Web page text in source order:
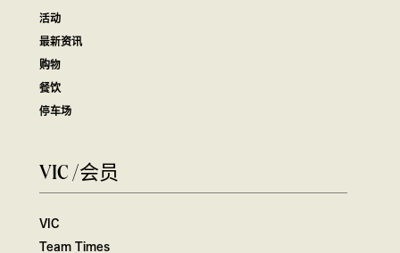
活动
最新资讯
购物
餐饮
停车场
VIC /会员
VIC
Team Times